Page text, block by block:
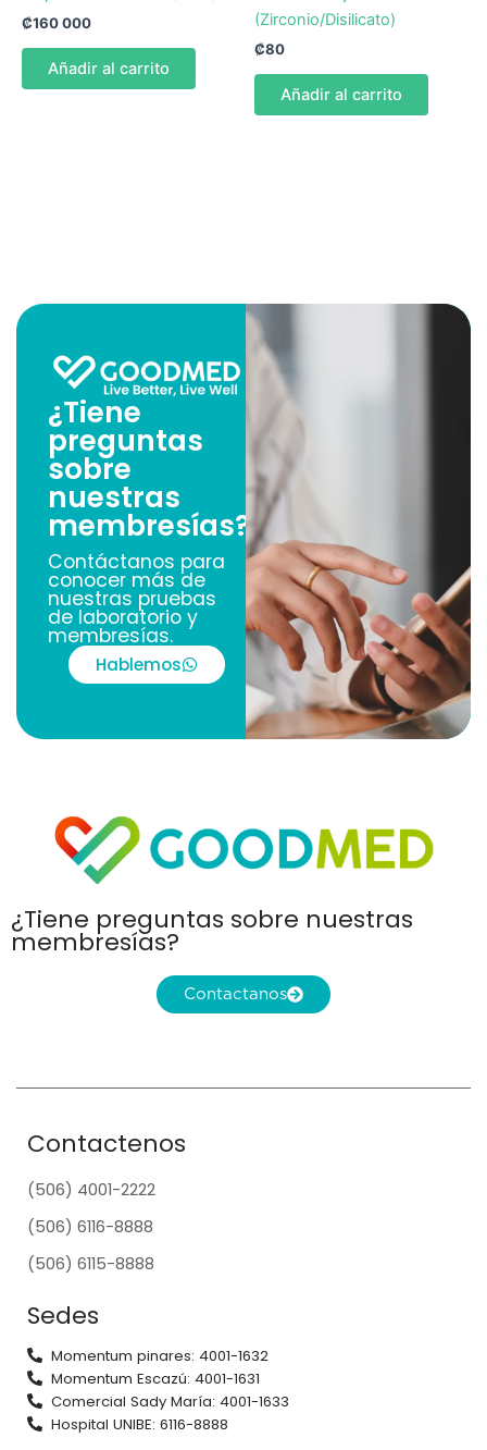
₡160 000
Añadir al carrito
(Zirconio/Disilicato)
₡80
Añadir al carrito
¿Tiene
preguntas
sobre
nuestras
membresías?
Contáctanos para
conocer más de
nuestras pruebas
de laboratorio y
membresías.
Hablemos
¿Tiene preguntas sobre nuestras
membresías?
Contactanos
Contactenos
(506) 4001-2222
(506) 6116-8888
(506) 6115-8888
Sedes
Momentum pinares: 4001-1632
Momentum Escazú: 4001-1631
Comercial Sady María: 4001-1633
Hospital UNIBE: 6116-8888